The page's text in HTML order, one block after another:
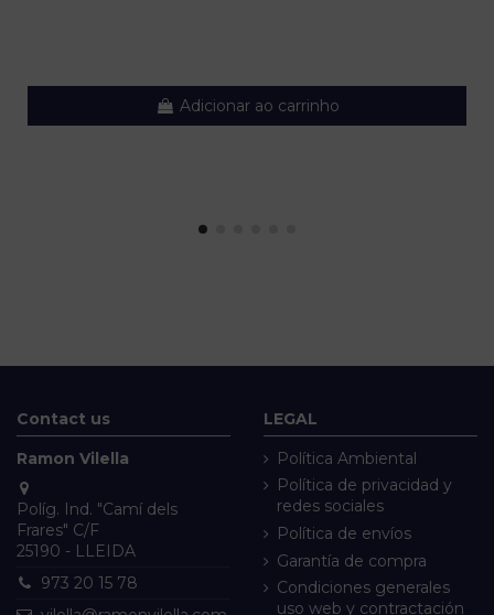
Adicionar ao carrinho
Contact us
Ramon Vilella
Políg. Ind. "Camí dels
Frares" C/F
25190 - LLEIDA
973 20 15 78
LEGAL
Política Ambiental
Política de privacidad y
redes sociales
Política de envíos
Garantía de compra
Condiciones generales
uso web y contractación